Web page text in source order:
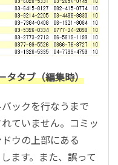
タタブ（編集時）
ックを行なうまで
ていません。コミッ
ウの上部にある
ます。また、誤って